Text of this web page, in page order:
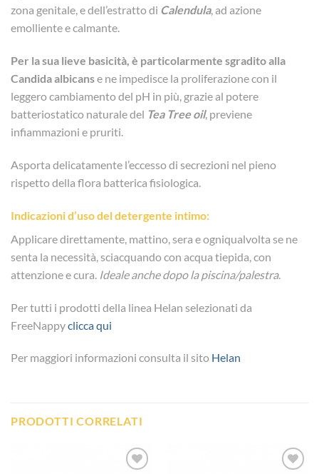
zona genitale, e dell’estratto di Calendula, ad azione
emolliente e calmante.
Per la sua lieve basicità, è particolarmente sgradito alla
Candida albicanse ne impedisce la proliferazione con il
leggero cambiamento del pH in più, grazie al potere
batteriostatico naturale del Tea Tree oil, previene
infiammazioni e pruriti.
Asporta delicatamente l’eccesso di secrezioni nel pieno
rispetto della flora batterica fisiologica.
Indicazioni d’uso del detergente intimo:
Applicare direttamente, mattino, sera e ogniqualvolta se ne
senta la necessità, sciacquando con acqua tiepida, con
attenzione e cura. Ideale anche dopo la piscina/palestra.
Per tutti i prodotti della linea Helan selezionati da
FreeNappyclicca qui
Per maggiori informazioni consulta il sito Helan
PRODOTTI CORRELATI